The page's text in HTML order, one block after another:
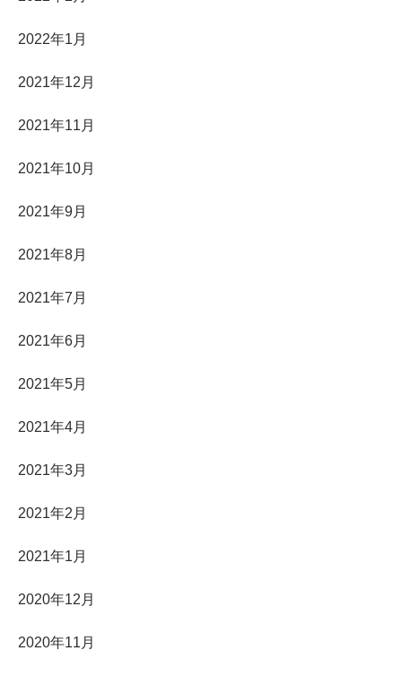
2022年1月
2021年12月
2021年11月
2021年10月
2021年9月
2021年8月
2021年7月
2021年6月
2021年5月
2021年4月
2021年3月
2021年2月
2021年1月
2020年12月
2020年11月